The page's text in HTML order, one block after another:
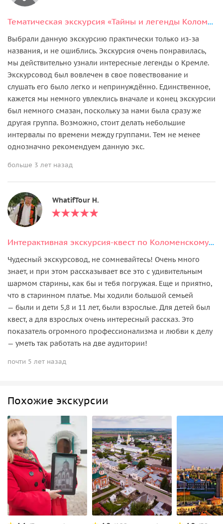
Тематическая экскурсия «Тайны и легенды Коломенского кремля»
Выбрали данную экскурсию практически только из-за
названия, и не ошиблись. Экскурсия очень понравилась,
мы действительно узнали интересные легенды о Кремле.
Экскурсовод был вовлечен в свое повествование и
слушать его было легко и непринуждённо. Единственное,
кажется мы немного увлеклись вначале и конец экскурсии
был немного смазан, поскольку за нами была сразу же
другая группа. Возможно, стоит делать небольшие
интервалы по времени между группами. Тем не менее
однозначно рекомендуем данную экс.
больше 3 лет назад
WhatifTour Н.
Интерактивная экскурсия-квест по Коломенскому кремлю
Чудесный экскурсовод, не сомневайтесь! Очень много
знает, и при этом рассказывает все это с удивительным
шармом старины, как бы и тебя погружая. Еще и приятно,
что в старинном платье. Мы ходили большой семьей
— были и дети 5,8 и 11 лет, были взрослые. Для детей был
квест, а для взрослых очень интересный рассказ. Это
показатель огромного профессионализма и любви к делу
— уметь так работать на две аудитории!
почти 5 лет назад
Похожие экскурсии